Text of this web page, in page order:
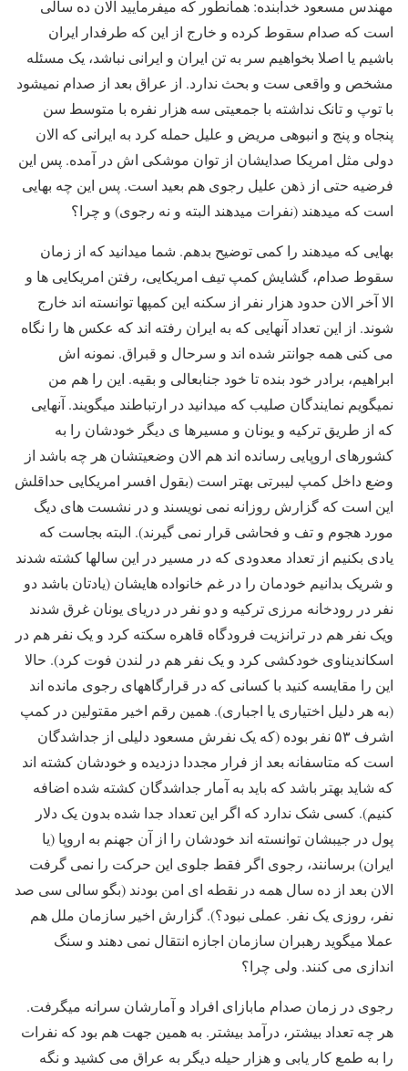
مهندس مسعود خدابنده: همانطور که میفرمایید الان ده سالی
است که صدام سقوط کرده و خارج از این که طرفدار ایران
باشیم یا اصلا بخواهیم سر به تن ایران و ایرانی نباشد، یک مسئله
مشخص و واقعی ست و بحث ندارد. از عراق بعد از صدام نمیشود
با توپ و تانک نداشته با جمعیتی سه هزار نفره با متوسط سن
پنجاه و پنج و انبوهی مریض و علیل حمله کرد به ایرانی که الان
دولی مثل امریکا صدایشان از توان موشکی اش در آمده. پس این
فرضیه حتی از ذهن علیل رجوی هم بعید است. پس این چه بهایی
است که میدهند (نفرات میدهند البته و نه رجوی) و چرا؟
بهایی که میدهند را کمی توضیح بدهم. شما میدانید که از زمان
سقوط صدام، گشایش کمپ تیف امریکایی، رفتن امریکایی ها و
الا آخر الان حدود هزار نفر از سکنه این کمپها توانسته اند خارج
شوند. از این تعداد آنهایی که به ایران رفته اند که عکس ها را نگاه
می کنی همه جوانتر شده اند و سرحال و قبراق. نمونه اش
ابراهیم، برادر خود بنده تا خود جنابعالی و بقیه. این را هم من
نمیگویم نمایندگان صلیب که میدانید در ارتباطند میگویند. آنهایی
که از طریق ترکیه و یونان و مسیرها ی دیگر خودشان را به
کشورهای اروپایی رسانده اند هم الان وضعیتشان هر چه باشد از
وضع داخل کمپ لیبرتی بهتر است (بقول افسر امریکایی حداقلش
این است که گزارش روزانه نمی نویسند و در نشست های دیگ
مورد هجوم و تف و فحاشی قرار نمی گیرند). البته بجاست که
یادی بکنیم از تعداد معدودی که در مسیر در این سالها کشته شدند
و شریک بدانیم خودمان را در غم خانواده هایشان (یادتان باشد دو
نفر در رودخانه مرزی ترکیه و دو نفر در دریای یونان غرق شدند
ویک نفر هم در ترانزیت فرودگاه قاهره سکته کرد و یک نفر هم در
اسکاندیناوی خودکشی کرد و یک نفر هم در لندن فوت کرد). حالا
این را مقایسه کنید با کسانی که در قرارگاههای رجوی مانده اند
(به هر دلیل اختیاری یا اجباری). همین رقم اخیر مقتولین در کمپ
اشرف ۵۳ نفر بوده (که یک نفرش مسعود دلیلی از جداشدگان
است که متاسفانه بعد از فرار مجددا دزدیده و خودشان کشته اند
که شاید بهتر باشد که باید به آمار جداشدگان کشته شده اضافه
کنیم). کسی شک ندارد که اگر این تعداد جدا شده بدون یک دلار
پول در جیبشان توانسته اند خودشان را از آن جهنم به اروپا (یا
ایران) برسانند، رجوی اگر فقط جلوی این حرکت را نمی گرفت
الان بعد از ده سال همه در نقطه ای امن بودند (بگو سالی سی صد
نفر، روزی یک نفر. عملی نبود؟). گزارش اخیر سازمان ملل هم
عملا میگوید رهبران سازمان اجازه انتقال نمی دهند و سنگ
اندازی می کنند. ولی چرا؟
رجوی در زمان صدام مابازای افراد و آمارشان سرانه میگرفت.
هر چه تعداد بیشتر، درآمد بیشتر. به همین جهت هم بود که نفرات
را به طمع کار یابی و هزار حیله دیگر به عراق می کشید و نگه